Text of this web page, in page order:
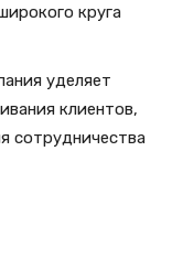
круга
уделяет
клиентов,
сотрудничества